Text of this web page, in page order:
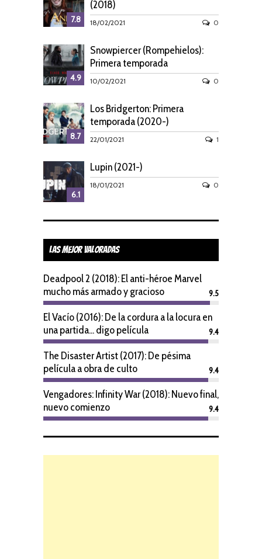
7.8
(2018)
18/02/2021 0
4.9
Snowpiercer (Rompehielos):
Primera temporada
10/02/2021 0
8.7
Los Bridgerton: Primera
temporada (2020-)
22/01/2021 1
6.1
Lupin (2021-)
18/01/2021 0
Las Mejor Valoradas
Deadpool 2 (2018): El anti-héroe Marvel
mucho más armado y gracioso
9.5
El Vacío (2016): De la cordura a la locura en
una partida... digo película
9.4
The Disaster Artist (2017): De pésima
película a obra de culto
9.4
Vengadores: Infinity War (2018): Nuevo final,
nuevo comienzo
9.4